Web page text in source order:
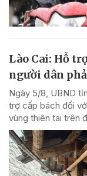
Lào Cai: Hỗ
người dân
Ngày 5/8, UBND
trợ cấp bách đối
vùng thiên tai trên